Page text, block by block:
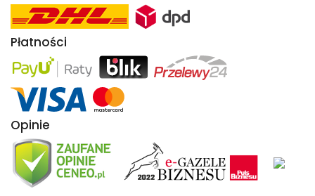
Płatności
Opinie